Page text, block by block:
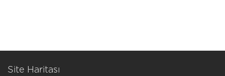
Site Haritası